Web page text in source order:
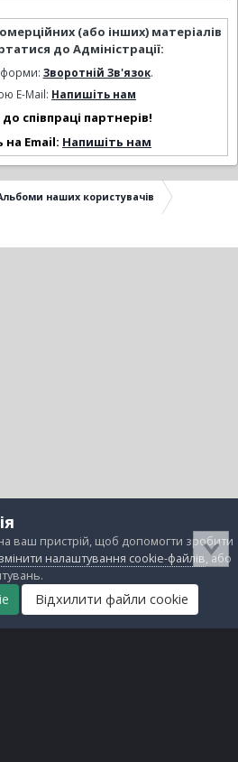
(або інших) матеріалів
до Адміністрації:
Зворотній Зв'язок.
E-Mail: Напишіть нам
співпраці партнерів!
на Email: Напишіть нам
наших користувачів
ваш пристрій, щоб допомогти зробити
змінити налаштування cookie-файлів, або
Відхилити файли cookie
Завантаження Непрочитані Реєстрація